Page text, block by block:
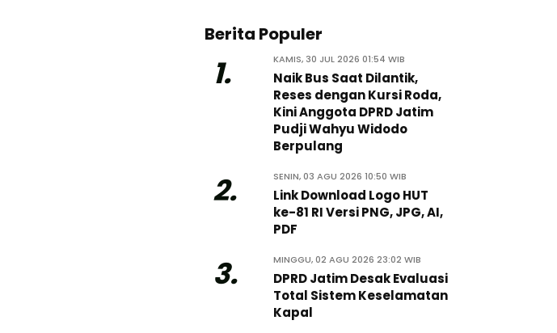
Berita Populer
1. KAMIS, 30 JUL 2026 01:54 WIB
Naik Bus Saat Dilantik,
Reses dengan Kursi Roda,
Kini Anggota DPRD Jatim
Pudji Wahyu Widodo
Berpulang
2. SENIN, 03 AGU 2026 10:50 WIB
Link Download Logo HUT
ke-81 RI Versi PNG, JPG, AI,
PDF
3. MINGGU, 02 AGU 2026 23:02 WIB
DPRD Jatim Desak Evaluasi
Total Sistem Keselamatan
Kapal